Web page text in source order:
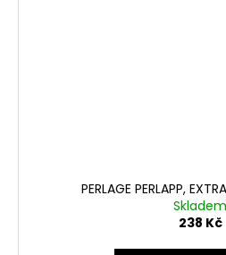
PERLAGE PERLAPP,
Skladem
238 Kč